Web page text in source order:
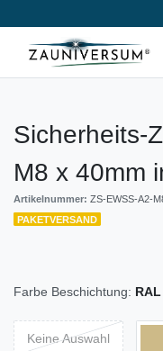
Sicherheits-
M8 x 40mm
Artikelnummer: ZS-EWSS-A2-
PAKETVERSAND
Farbe Beschichtung:
Keine Auswahl